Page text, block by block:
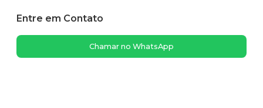
Entre em Contato
Chamar no WhatsApp